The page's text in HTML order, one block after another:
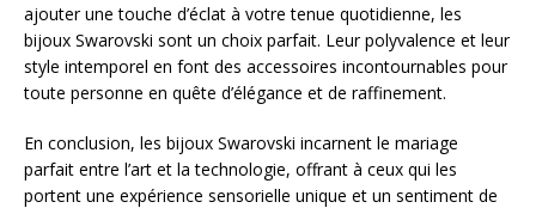
ajouter une touche d’éclat à votre tenue quotidienne, les
bijoux Swarovski sont un choix parfait. Leur polyvalence et leur
style intemporel en font des accessoires incontournables pour
toute personne en quête d’élégance et de raffinement.
En conclusion, les bijoux Swarovski incarnent le mariage
parfait entre l’art et la technologie, offrant à ceux qui les
portent une expérience sensorielle unique et un sentiment de